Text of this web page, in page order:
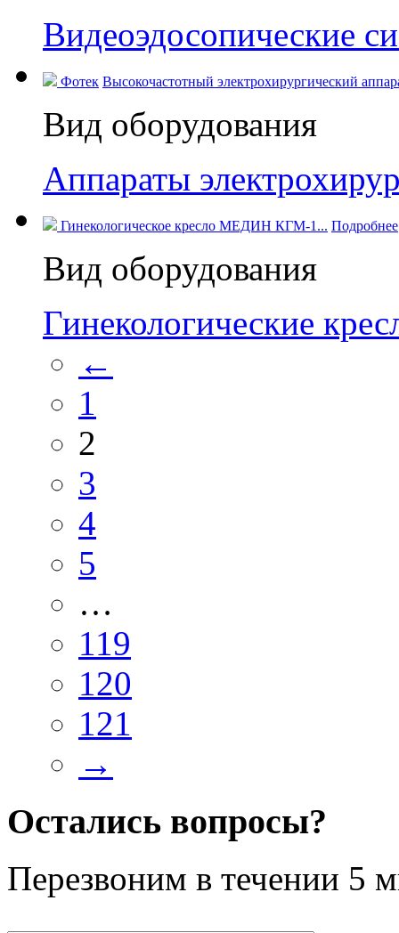
Видеоэдосопические
Фотек Высокочастотный электрохирургический
Вид оборудования
Аппараты
Гинекологическое кресло МЕДИН КГМ-1... Подробнее
Вид оборудования
Гинекологические
←
1
2
3
4
5
…
119
120
121
→
Остались вопросы?
Перезвоним в течении 5